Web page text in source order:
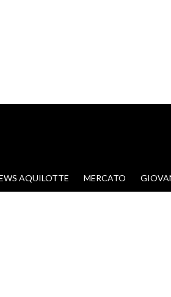
CONTENUTO
AQUILOTTE MERCATO